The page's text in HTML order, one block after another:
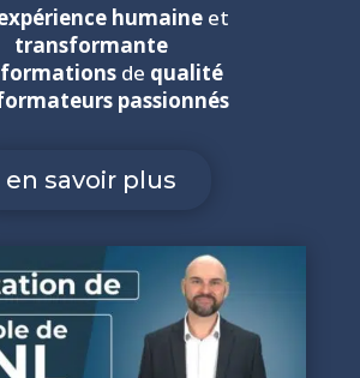
humaine et
transformante
formations de qualité
passionnés
en savoir plus